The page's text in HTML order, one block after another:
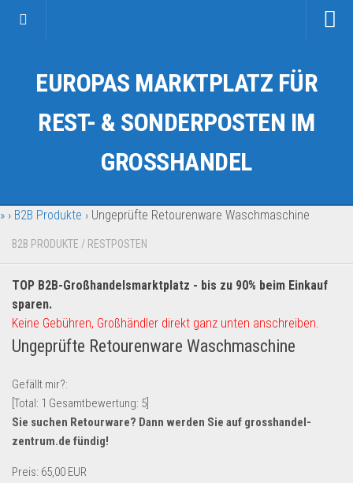
Kategorien
Auto & Motorrad
Fahrzeuge & Transport
Garten & Werkzeug
Geschäft, Büro & Schreibwaren
Geschenkartikel
Handy und Smartphone
Kosmetik & Pflege
Multimedia & Elektro
Münzen
Spielzeug & Games
Schuhe & Accessoires
EUROPAS MARKTPLATZ FÜR
REST- & SONDERPOSTEN IM
GROSSHANDEL
» › B2B Produkte › Ungeprüfte Retourenware Waschmaschine
B2B PRODUKTE / RESTPOSTEN
TOP B2B-Großhandelsmarktplatz - bis zu 90% beim Einkauf
sparen.
Keine Gebühren, Großhändler direkt ganz unten anschreiben.
Ungeprüfte Retourenware Waschmaschine
Gefällt mir?:
[Total: 1 Gesamtbewertung: 5
Sie suchen Retourware? Dann werden Sie auf grosshandel-
zentrum.de fündig!
Preis: 65,00 EUR